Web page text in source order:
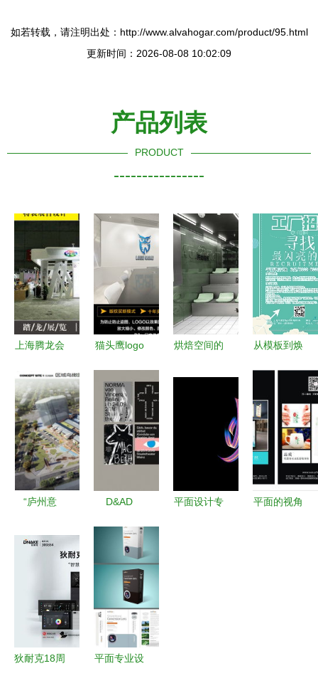
如若转载，请注明出处：http://www.alvahogar.com/product/95.html
更新时间：2026-08-08 10:02:09
产品列表
PRODUCT
----------------
上海腾龙会
以设计与匠
心，点亮每
一次品牌亮
相
猫头鹰logo
识设计全攻
略 从创意
到商业应用
烘焙空间的
从模板到焕
限可能
“庐州意
式落户庐阳
D&AD
作品公布
平面设计类
佳作赏析
（三）
平面设计专
平面的视角
狄耐克18周
平面专业设